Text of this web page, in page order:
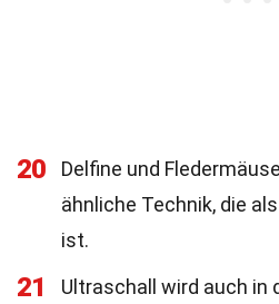
20
Delfine und
ähnliche Technik, die
ist.
21
Ultraschall wird auch in